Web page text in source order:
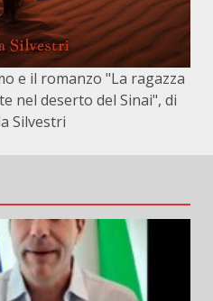
e il romanzo "La ragazza
nel deserto del Sinai", di
Silvestri